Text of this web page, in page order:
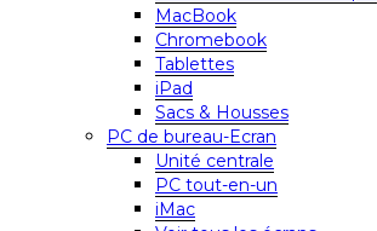
MacBook
Chromebook
Tablettes
iPad
Sacs & Housses
PC de bureau-Ecran
Unité centrale
PC tout-en-un
iMac